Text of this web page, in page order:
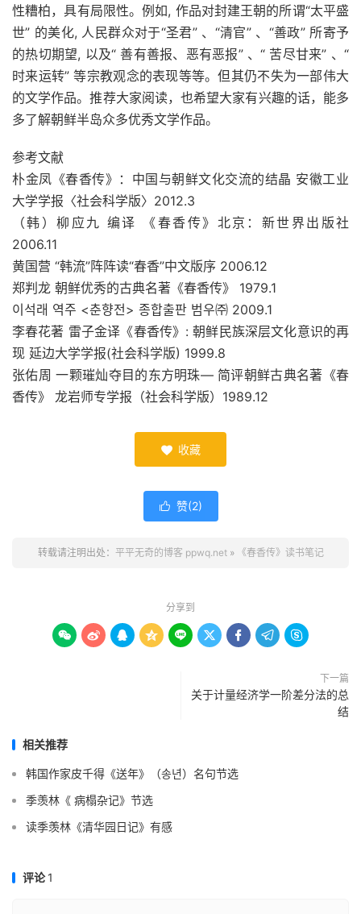
性糟柏，具有局限性。例如, 作品对封建王朝的所谓“太平盛
世” 的美化, 人民群众对于“圣君” 、“清官” 、“善政” 所寄予
的热切期望, 以及“ 善有善报、恶有恶报” 、“ 苦尽甘来” 、“
时来运转” 等宗教观念的表现等等。但其仍不失为一部伟大
的文学作品。推荐大家阅读，也希望大家有兴趣的话，能多
多了解朝鲜半岛众多优秀文学作品。
参考文献
朴金凤《春香传》：中国与朝鲜文化交流的结晶 安徽工业
大学学报〈社会科学版〉2012.3
（韩）柳应九 编译 《春香传》北京：新世界出版社
2006.11
黄国营 “韩流”阵阵读“春香”中文版序 2006.12
郑判龙 朝鲜优秀的古典名著《春香传》 1979.1
이석래 역주 <춘향전> 종합출판 범우㈜ 2009.1
李春花著 雷子金译《春香传》: 朝鲜民族深层文化意识的再
现 延边大学学报(社会科学版) 1999.8
张佑周 一颗璀灿夺目的东方明珠— 简评朝鲜古典名著《春
香传》 龙岩师专学报（社会科学版）1989.12
 收藏
 赞(2)
转载请注明出处： 平平无奇的博客 ppwq.net» 《春香传》读书笔记
分享到
        
下一篇
关于计量经济学一阶差分法的总
结
相关推荐
韩国作家皮千得《送年》（송년）名句节选
季羡林《 病榻杂记》节选
读季羡林《清华园日记》有感
评论1